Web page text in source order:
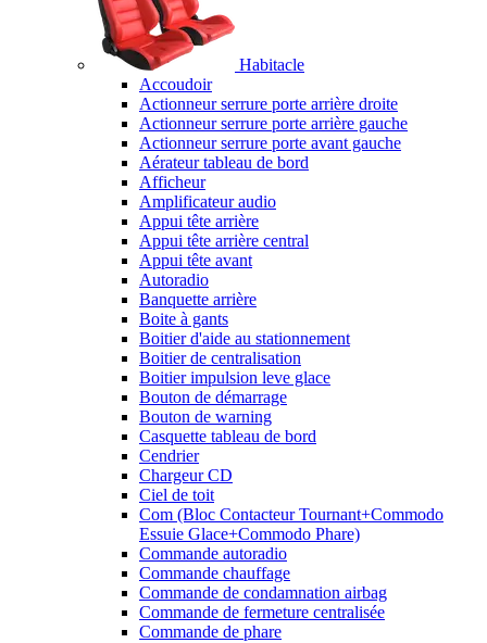
Habitacle
Accoudoir
Actionneur serrure porte arrière droite
Actionneur serrure porte arrière gauche
Actionneur serrure porte avant gauche
Aérateur tableau de bord
Afficheur
Amplificateur audio
Appui tête arrière
Appui tête arrière central
Appui tête avant
Autoradio
Banquette arrière
Boite à gants
Boitier d'aide au stationnement
Boitier de centralisation
Boitier impulsion leve glace
Bouton de démarrage
Bouton de warning
Casquette tableau de bord
Cendrier
Chargeur CD
Ciel de toit
Com (Bloc Contacteur Tournant+Commodo
Essuie Glace+Commodo Phare)
Commande autoradio
Commande chauffage
Commande de condamnation airbag
Commande de fermeture centralisée
Commande de phare